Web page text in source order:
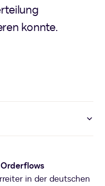
konnte.
Tab geöffnet
in der deutschen